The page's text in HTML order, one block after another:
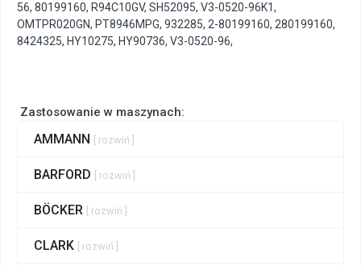
Zastosowanie w maszynach:
AMMANN [ rozwiń ]
BARFORD [ rozwiń ]
BÖCKER [ rozwiń ]
CLARK [ rozwiń ]
56, 80199160, R94C10GV, SH52095, V3-0520-96K1,
OMTPR020GN, PT8946MPG, 932285, 2-80199160, 280199160,
8424325, HY10275, HY90736, V3-0520-96,